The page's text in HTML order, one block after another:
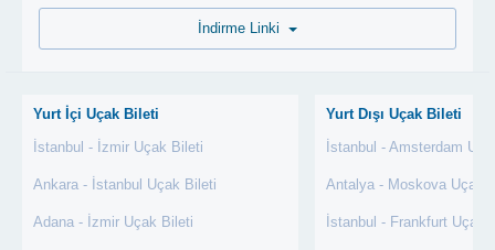
Yurt İçi Uçak Bileti
İstanbul - İzmir Uçak Bileti
Ankara - İstanbul Uçak Bileti
Adana - İzmir Uçak Bileti
Yurt Dışı Uçak Bileti
İstanbul - Amsterdam
Antalya - Moskova Uçak
İstanbul - Frankfurt Uçak